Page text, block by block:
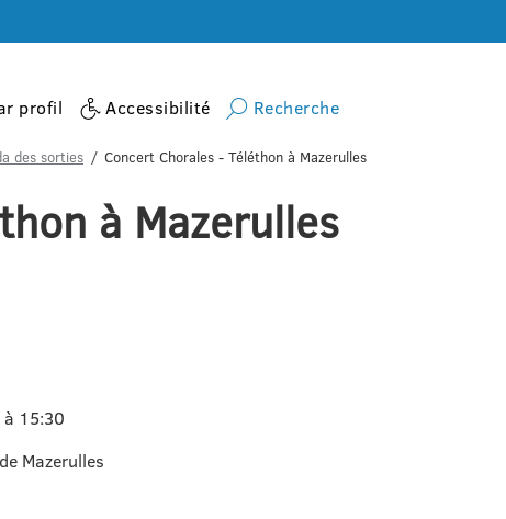
profil Accessibilité Recherche
des sorties Concert Chorales - Téléthon à Mazerulles
à Mazerulles
à 15:30
Mazerulles